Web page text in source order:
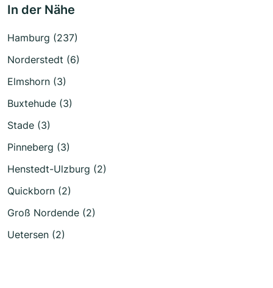
In der Nähe
Hamburg (237)
Norderstedt (6)
Elmshorn (3)
Buxtehude (3)
Stade (3)
Pinneberg (3)
Henstedt-Ulzburg (2)
Quickborn (2)
Groß Nordende (2)
Uetersen (2)